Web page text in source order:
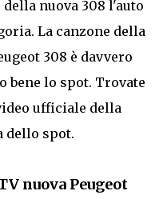
nuova 308 l'auto
La canzone della
308 è davvero
bene lo spot. Trovate
ufficiale della
dello spot.
nuova Peugeot